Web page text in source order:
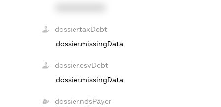
dossier.taxDebt
dossier.missingData
dossier.esvDebt
dossier.missingData
dossier.ndsPayer